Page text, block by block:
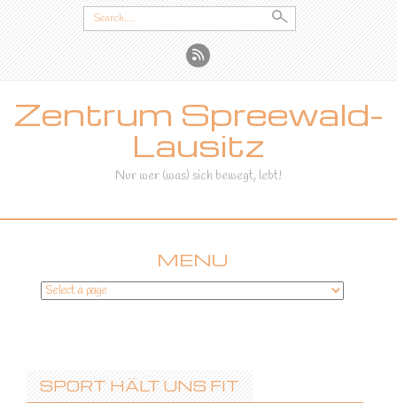
Search
for:
Zentrum Spreewald-
Lausitz
Nur wer (was) sich bewegt, lebt!
MENU
SKIP
SPORT HÄLT UNS FIT